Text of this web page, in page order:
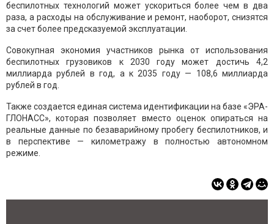
беспилотных технологий может ускориться более чем в два
раза, а расходы на обслуживание и ремонт, наоборот, снизятся
за счет более предсказуемой эксплуатации.
Совокупная экономия участников рынка от использования
беспилотных грузовиков к 2030 году может достичь 4,2
миллиарда рублей в год, а к 2035 году — 108,6 миллиарда
рублей в год.
Также создается единая система идентификации на базе «ЭРА-
ГЛОНАСС», которая позволяет вместо оценок опираться на
реальные данные по безаварийному пробегу беспилотников, и
в перспективе — километражу в полностью автономном
режиме.